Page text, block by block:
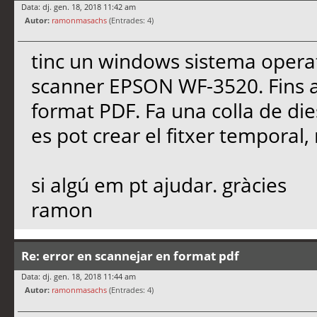
Data: dj. gen. 18, 2018 11:42 am
Autor: ramonmasachs (Entrades: 4)
tinc un windows sistema
scanner EPSON WF-3520.
format PDF. Fa una colla de
es pot crear el fitxer temporal,
si algú em pt ajudar. gràcies
ramon
Re: error en scannejar en format pdf
Data: dj. gen. 18, 2018 11:44 am
Autor: ramonmasachs (Entrades: 4)